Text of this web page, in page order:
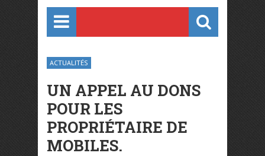
ACTUALITÉS
UN APPEL AU DONS
POUR LES
PROPRIÉTAIRE DE
MOBILES.